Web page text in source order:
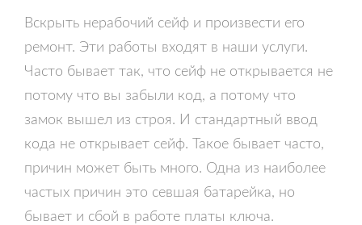
Вскрыть нерабочий сейф и произвести его
ремонт. Эти работы входят в наши услуги.
Часто бывает так, что сейф не открывается не
потому что вы забыли код, а потому что
замок вышел из строя. И стандартный ввод
кода не открывает сейф. Такое бывает часто,
причин может быть много. Одна из наиболее
частых причин это севшая батарейка, но
бывает и сбой в работе платы ключа.